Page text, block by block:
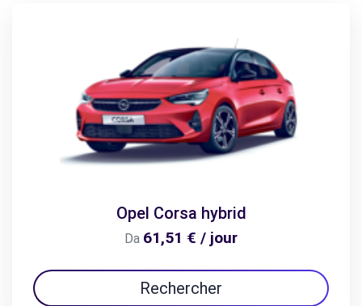
Opel Corsa hybrid
Da 61,51 € / jour
Rechercher